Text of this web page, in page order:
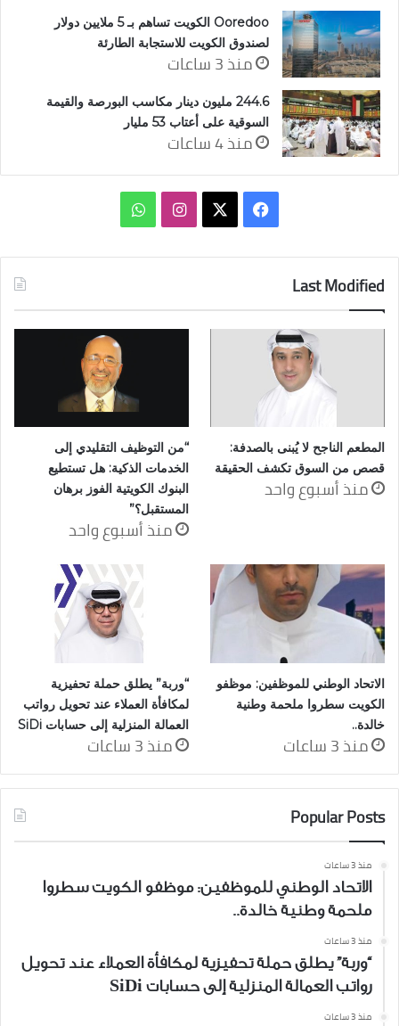
Ooredoo الكويت تساهم بـ 5 ملايين دولار
لصندوق الكويت للاستجابة الطارئة
منذ 3 ساعات
244.6 مليون دينار مكاسب البورصة والقيمة
السوقية على أعتاب 53 مليار
منذ 4 ساعات
فيسبوك انستقرامواتساب
Last Modified
المطعم الناجح لا يُبنى بالصدفة:
قصص من السوق تكشف الحقيقة
منذ أسبوع واحد
“من التوظيف التقليدي إلى
الخدمات الذكية: هل تستطيع
البنوك الكويتية الفوز برهان
المستقبل؟”
منذ أسبوع واحد
الاتحاد الوطني للموظفين: موظفو
الكويت سطروا ملحمة وطنية
خالدة..
منذ 3 ساعات
“وربة” يطلق حملة تحفيزية
لمكافأة العملاء عند تحويل رواتب
العمالة المنزلية إلى حسابات SiDi
منذ 3 ساعات
Popular Posts
منذ 3 ساعات
الاتحاد الوطني للموظفين: موظفو الكويت سطروا
ملحمة وطنية خالدة..
منذ 3 ساعات
“وربة” يطلق حملة تحفيزية لمكافأة العملاء عند تحويل
رواتب العمالة المنزلية إلى حسابات SiDi
منذ 3 ساعات